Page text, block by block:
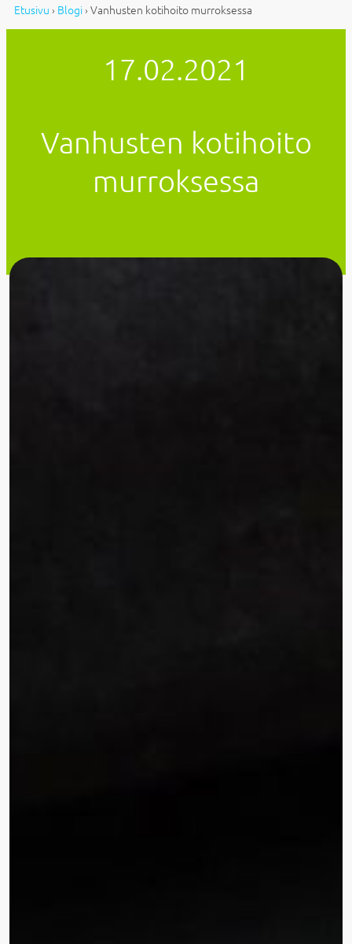
Etusivu › Blogi › Vanhusten kotihoito murroksessa
17.02.2021
Vanhusten kotihoito
murroksessa